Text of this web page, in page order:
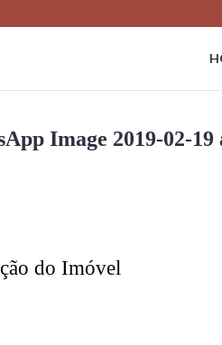
Image 2019-02-19
do Imóvel